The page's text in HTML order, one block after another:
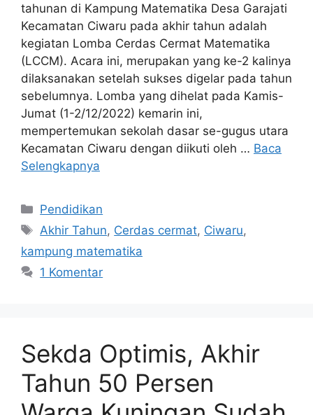
tahunan di Kampung Matematika Desa Garajati
Kecamatan Ciwaru pada akhir tahun adalah
kegiatan Lomba Cerdas Cermat Matematika
(LCCM). Acara ini, merupakan yang ke-2 kalinya
dilaksanakan setelah sukses digelar pada tahun
sebelumnya. Lomba yang dihelat pada Kamis-
Jumat (1-2/12/2022) kemarin ini,
mempertemukan sekolah dasar se-gugus utara
Kecamatan Ciwaru dengan diikuti oleh … Baca
Selengkapnya
Kategori
Pendidikan
Tag
Akhir Tahun, Cerdas cermat, Ciwaru,
kampung matematika
1 Komentar
Sekda Optimis, Akhir
Tahun 50 Persen